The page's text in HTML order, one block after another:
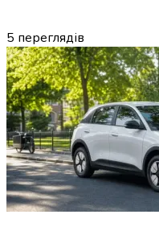
5 переглядів